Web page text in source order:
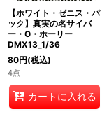
【ホワイト・ゼニス・パ
ック】真実の名サイバ
ー・O・ホーリー
DMX13_1/36
80円(税込)
4点
カートに入れる